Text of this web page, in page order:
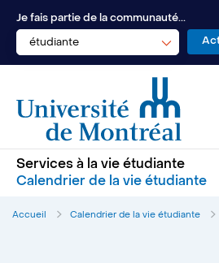
Je fais partie de la communauté...
étudiante
Services à la vie étudiante
Calendrier de la vie étudiante
Accueil Calendrier de la vie étudiante